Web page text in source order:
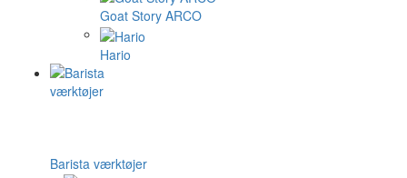
Goat Story ARCO
Hario
Barista værktøjer